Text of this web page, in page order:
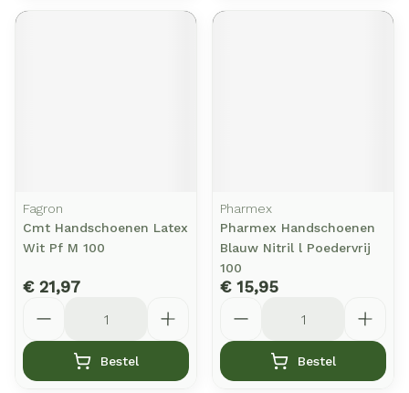
Fagron
Cmt Handschoenen Latex
Wit Pf M 100
€ 21,97
Bestel
Pharmex
Pharmex Handschoenen
Blauw Nitril l Poedervrij
100
€ 15,95
Bestel